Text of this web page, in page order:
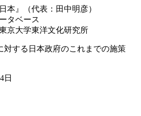
本』（代表：田中明彦）
タベース
京大学東洋文化研究所
する日本政府のこれまでの施策
日